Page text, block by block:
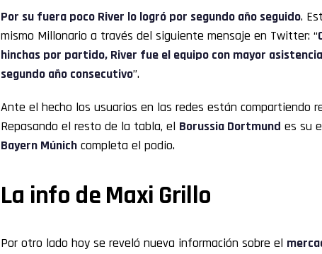
Por su fuera poco River lo logró por segundo año seguido.
mismo Millonario a través del siguiente mensaje en Twitter: “
hinchas por partido, River fue el equipo con mayor
segundo año consecutivo”.
Ante el hecho los usuarios en las redes están compartiendo
Repasando el resto de la tabla, el Borussia Dortmund es su
Bayern Múnich completa el podio.
La info de Maxi Grillo
Por otro lado hoy se reveló nueva información sobre el